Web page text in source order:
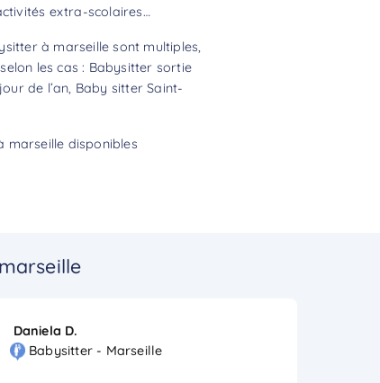
extra-scolaires…
à marseille sont multiples,
les cas : Babysitter sortie
de l’an, Baby sitter Saint-
marseille disponibles
Daniela D.
Babysitter - Marseille